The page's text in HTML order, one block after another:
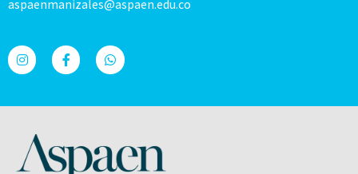
aspaenmanizales@aspaen.edu.co